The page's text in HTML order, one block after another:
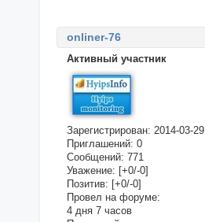
onliner-76
Активный участник
Зарегистрирован: 2014-03-29
Приглашений: 0
Сообщений: 771
Уважение: [+0/-0]
Позитив: [+0/-0]
Провел на форуме:
4 дня 7 часов